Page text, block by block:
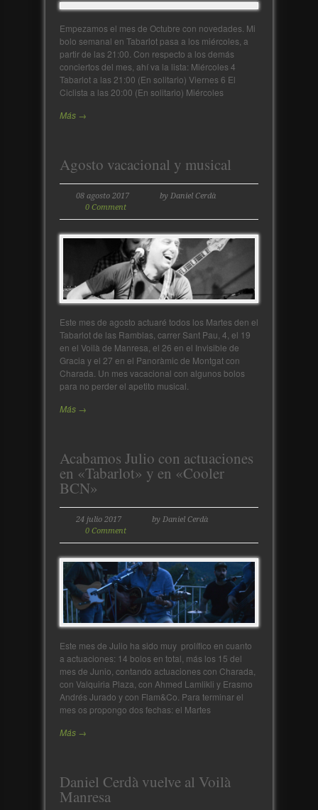
Empezamos el mes de Octubre con novedades. Mi
bolo semanal en Tabarlot pasa a los miércoles, a
partir de las 21:00. Con respecto a los demás
conciertos del mes, ahí va la lista: Miércoles 4
Tabarlot a las 21:00 (En solitario) Viernes 6 El
Ciclista a las 20:00 (En solitario) Miércoles
Más →
Agosto vacacional y musical
08 agosto 2017
by Daniel Cerdà
0 Comment
Este mes de agosto actuaré todos los Martes den el
Tabarlot de las Ramblas, carrer Sant Pau, 4, el 19
en el Voilà de Manresa, el 26 en el Invisible de
Gracia y el 27 en el Panoràmic de Montgat con
Charada. Un mes vacacional con algunos bolos
para no perder el apetito musical.
Más →
Acabamos Julio con actuaciones
en «Tabarlot» y en «Cooler
BCN»
24 julio 2017
by Daniel Cerdà
0 Comment
Este mes de Julio ha sido muy prolífico en cuanto
a actuaciones: 14 bolos en total, más los 15 del
mes de Junio, contando actuaciones con Charada,
con Valquiria Plaza, con Ahmed Lamlikli y Erasmo
Andrés Jurado y con Flam&Co. Para terminar el
mes os propongo dos fechas: el Martes
Más →
Daniel Cerdà vuelve al Voilà
Manresa